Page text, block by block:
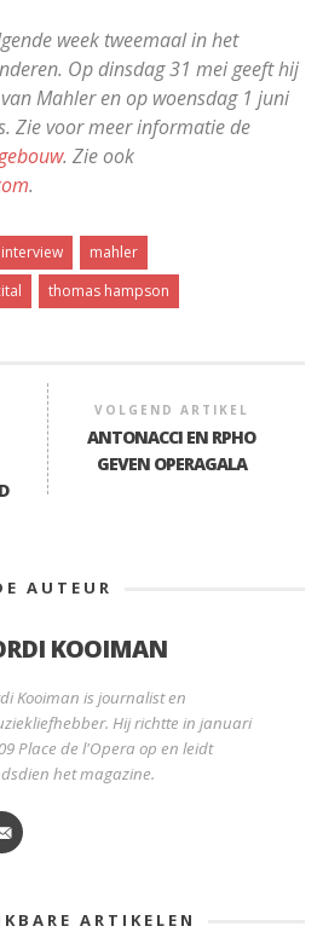
week tweemaal in het
Op dinsdag 31 mei geeft hij
Mahler en op woensdag 1 juni
Zie voor meer informatie de
. Zie ook
.
interview
mahler
thomas hampson
VOLGEND ARTIKEL
ANTONACCI EN RPHO
GEVEN OPERAGALA
AUTEUR
KOOIMAN
Kooiman is journalist en
Hij richtte in januari
Place de l'Opera op en leidt
het magazine.
ARTIKELEN